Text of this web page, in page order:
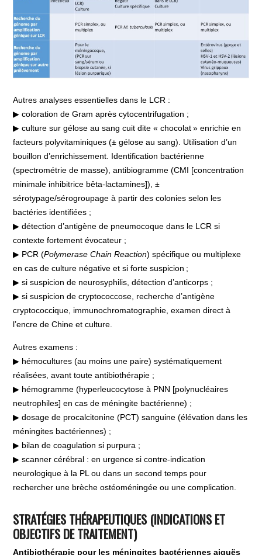
Autres analyses essentielles dans le LCR :
▶ coloration de Gram après cytocentrifugation ;
▶ culture sur gélose au sang cuit dite « chocolat » enrichie en
facteurs polyvitaminiques (± gélose au sang). Utilisation d’un
bouillon d’enrichissement. Identification bactérienne
(spectrométrie de masse), antibiogramme (CMI [concentration
minimale inhibitrice bêta-lactamines]), ±
sérotypage/sérogroupage à partir des colonies selon les
bactéries identifiées ;
▶ détection d’antigène de pneumocoque dans le LCR si
contexte fortement évocateur ;
▶ PCR (Polymerase Chain Reaction) spécifique ou multiplexe
en cas de culture négative et si forte suspicion ;
▶ si suspicion de neurosyphilis, détection d’anticorps ;
▶ si suspicion de cryptococcose, recherche d’antigène
cryptococcique, immunochromatographie, examen direct à
l’encre de Chine et culture.
Autres examens :
▶ hémocultures (au moins une paire) systématiquement
réalisées, avant toute antibiothérapie ;
▶ hémogramme (hyperleucocytose à PNN [polynucléaires
neutrophiles] en cas de méningite bactérienne) ;
▶ dosage de procalcitonine (PCT) sanguine (élévation dans les
méningites bactériennes) ;
▶ bilan de coagulation si purpura ;
▶ scanner cérébral : en urgence si contre-indication
neurologique à la PL ou dans un second temps pour
rechercher une brèche ostéoméningée ou une complication.
STRATÉGIES THÉRAPEUTIQUES (INDICATIONS ET
OBJECTIFS DE TRAITEMENT)
Antibiothérapie pour les méningites bactériennes aiguës